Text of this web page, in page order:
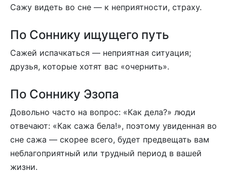
Сажу видеть во сне — к неприятности, страху.
По Соннику ищущего путь
Сажей испачкаться — неприятная ситуация;
друзья, которые хотят вас «очернить».
По Соннику Эзопа
Довольно часто на вопрос: «Как дела?» люди
отвечают: «Как сажа бела!», поэтому увиденная во
сне сажа — скорее всего, будет предвещать вам
неблагоприятный или трудный период в вашей
жизни.